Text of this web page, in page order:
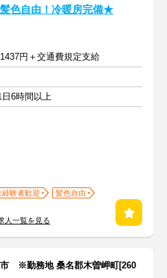
色自由！冷暖房完備★
円＋交通費規定支給
6時間以上
経験者歓迎
髪色自由
人一覧を見る
市 ※勤務地 桑名郡木曽岬町[260